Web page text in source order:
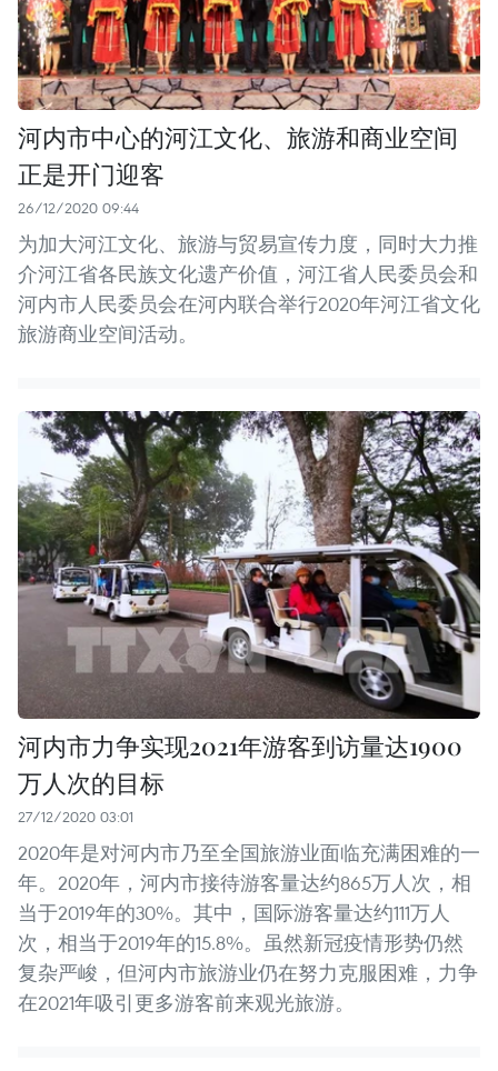
河内市中心的河江文化、旅游和商业空间
正是开门迎客
26/12/2020 09:44
为加大河江文化、旅游与贸易宣传力度，同时大力推
介河江省各民族文化遗产价值，河江省人民委员会和
河内市人民委员会在河内联合举行2020年河江省文化
旅游商业空间活动。
河内市力争实现2021年游客到访量达1900
万人次的目标
27/12/2020 03:01
2020年是对河内市乃至全国旅游业面临充满困难的一
年。2020年，河内市接待游客量达约865万人次，相
当于2019年的30%。其中，国际游客量达约111万人
次，相当于2019年的15.8%。虽然新冠疫情形势仍然
复杂严峻，但河内市旅游业仍在努力克服困难，力争
在2021年吸引更多游客前来观光旅游。